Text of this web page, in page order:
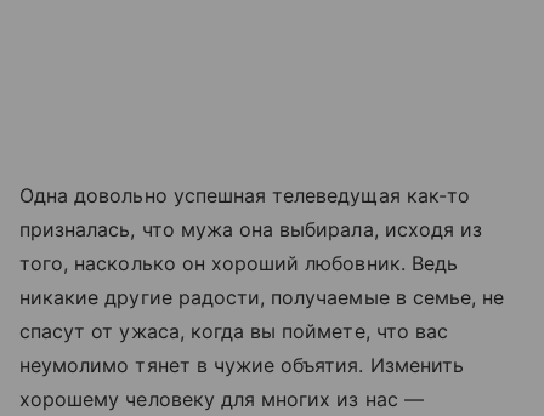
Одна довольно успешная телеведущая как-то
призналась, что мужа она выбирала, исходя из
того, насколько он хороший любовник. Ведь
никакие другие радости, получаемые в семье, не
спасут от ужаса, когда вы поймете, что вас
неумолимо тянет в чужие объятия. Изменить
хорошему человеку для многих из нас —